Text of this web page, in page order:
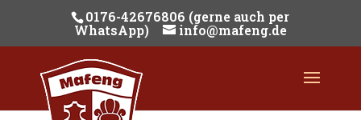
0176-42676806 (gerne auch per
WhatsApp)
info@mafeng.de